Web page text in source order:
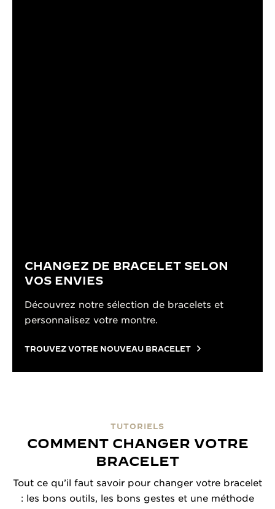
CHANGEZ DE BRACELET SELON
VOS ENVIES
Découvrez notre sélection de bracelets et
personnalisez votre montre.
TROUVEZ VOTRE NOUVEAU BRACELET
TUTORIELS
COMMENT CHANGER VOTRE
BRACELET
Tout ce qu’il faut savoir pour changer votre bracelet
: les bons outils, les bons gestes et une méthode